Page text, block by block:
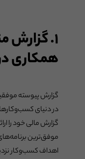
۱.
همکاری
گزارش پیوسته
در دنیای
گزارش مالی خود را
موفق‌ترین
اهداف کسب‌وکار